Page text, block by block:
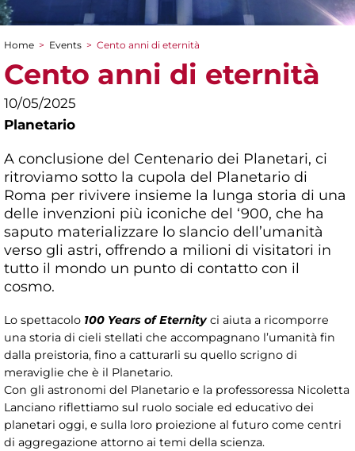
You are here
Home > Events > Cento anni di eternità
Cento anni di eternità
10/05/2025
Planetario
A conclusione del Centenario dei Planetari, ci
ritroviamo sotto la cupola del Planetario di
Roma per rivivere insieme la lunga storia di una
delle invenzioni più iconiche del ‘900, che ha
saputo materializzare lo slancio dell’umanità
verso gli astri, offrendo a milioni di visitatori in
tutto il mondo un punto di contatto con il
cosmo.
Lo spettacolo 100 Years of Eternityci aiuta a ricomporre
una storia di cieli stellati che accompagnano l’umanità fin
dalla preistoria, fino a catturarli su quello scrigno di
meraviglie che è il Planetario.
Con gli astronomi del Planetario e la professoressa Nicoletta
Lanciano riflettiamo sul ruolo sociale ed educativo dei
planetari oggi, e sulla loro proiezione al futuro come centri
di aggregazione attorno ai temi della scienza.